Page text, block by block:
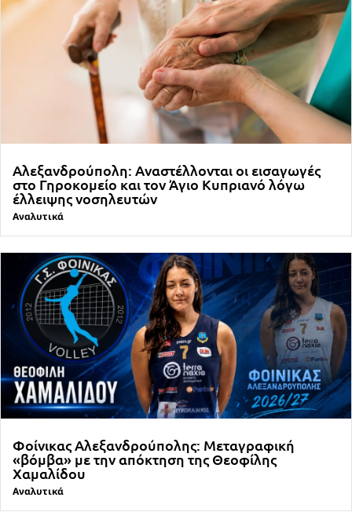
Αλεξανδρούπολη: Αναστέλλονται οι εισαγωγές
στο Γηροκομείο και τον Άγιο Κυπριανό λόγω
έλλειψης νοσηλευτών
Αναλυτικά
Φοίνικας Αλεξανδρούπολης: Μεταγραφική
«βόμβα» με την απόκτηση της Θεοφίλης
Χαμαλίδου
Αναλυτικά